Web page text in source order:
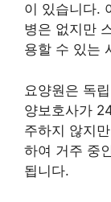
이 있습니다.
병은 없지만
용할 수 있는
요양원은 독
양보호사가
주하지 않지
하여 거주 중
됩니다.